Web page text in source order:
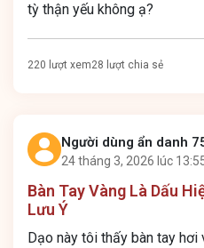
tỳ thận yếu không ạ?
220 lượt xem28 lượt chia sẻ
Người dùng ẩn danh
24 tháng 3, 2026 lúc
Bàn Tay Vàng Là Dấu
Lưu Ý
Dạo này tôi thấy bàn tay